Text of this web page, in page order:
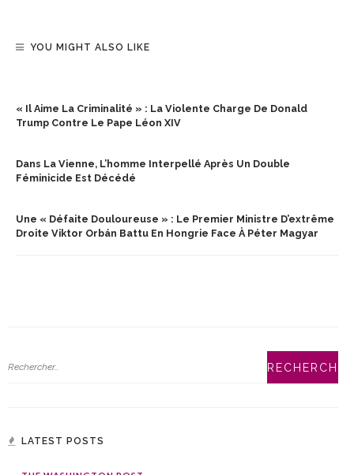
YOU MIGHT ALSO LIKE
« Il Aime La Criminalité » : La Violente Charge De Donald
Trump Contre Le Pape Léon XIV
Dans La Vienne, L’homme Interpellé Après Un Double
Féminicide Est Décédé
Une « Défaite Douloureuse » : Le Premier Ministre D’extrême
Droite Viktor Orbán Battu En Hongrie Face À Péter Magyar
LATEST POSTS